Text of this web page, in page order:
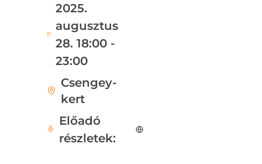
2025.
augusztus
28. 18:00 -
23:00
Csengey-
kert
Előadó
részletek: